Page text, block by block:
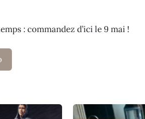
: commandez d’ici le 9 mai !